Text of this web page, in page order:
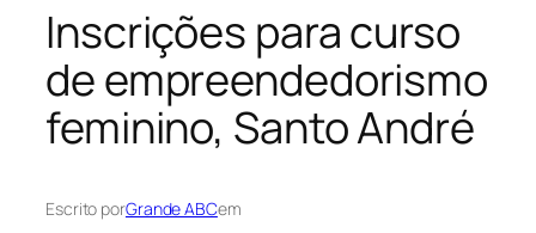
Inscrições para curso
de empreendedorismo
feminino, Santo André
Escrito porGrande ABCem